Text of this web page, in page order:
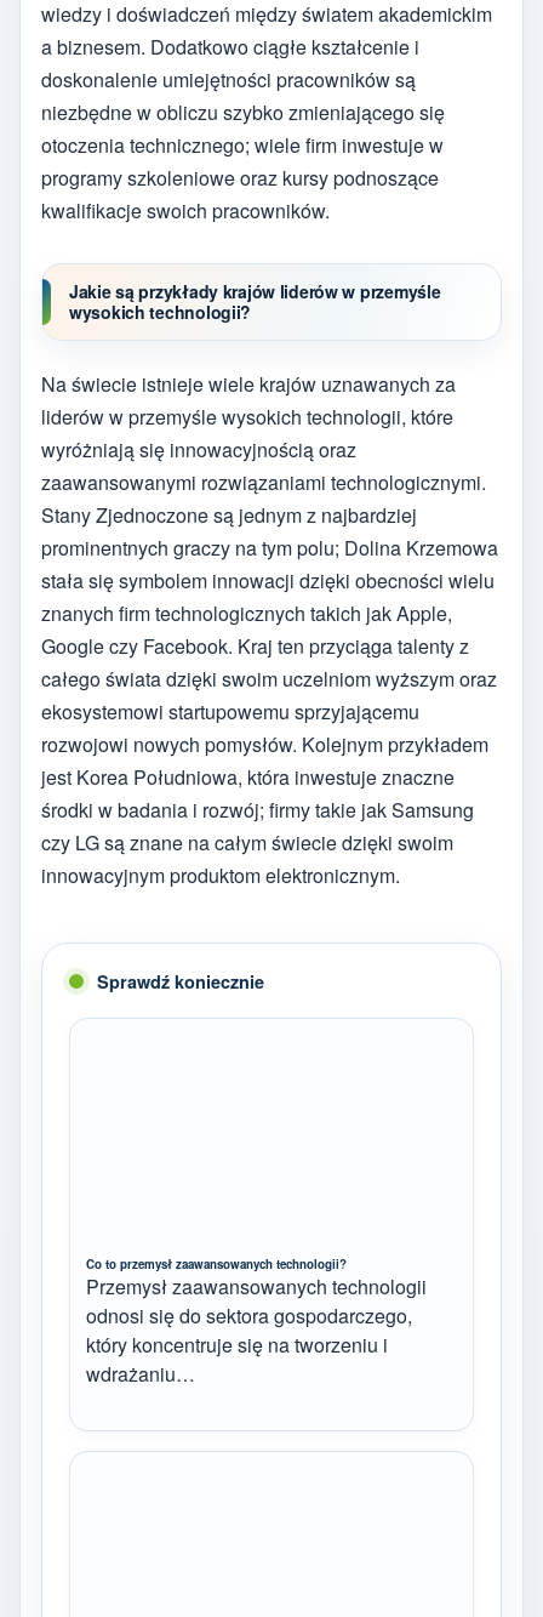
wiedzy i doświadczeń między światem akademickim
a biznesem. Dodatkowo ciągłe kształcenie i
doskonalenie umiejętności pracowników są
niezbędne w obliczu szybko zmieniającego się
otoczenia technicznego; wiele firm inwestuje w
programy szkoleniowe oraz kursy podnoszące
kwalifikacje swoich pracowników.
Jakie są przykłady krajów liderów w przemyśle
wysokich technologii?
Na świecie istnieje wiele krajów uznawanych za
liderów w przemyśle wysokich technologii, które
wyróżniają się innowacyjnością oraz
zaawansowanymi rozwiązaniami technologicznymi.
Stany Zjednoczone są jednym z najbardziej
prominentnych graczy na tym polu; Dolina Krzemowa
stała się symbolem innowacji dzięki obecności wielu
znanych firm technologicznych takich jak Apple,
Google czy Facebook. Kraj ten przyciąga talenty z
całego świata dzięki swoim uczelniom wyższym oraz
ekosystemowi startupowemu sprzyjającemu
rozwojowi nowych pomysłów. Kolejnym przykładem
jest Korea Południowa, która inwestuje znaczne
środki w badania i rozwój; firmy takie jak Samsung
czy LG są znane na całym świecie dzięki swoim
innowacyjnym produktom elektronicznym.
Sprawdź koniecznie
Co to przemysł zaawansowanych technologii?
Przemysł zaawansowanych technologii
odnosi się do sektora gospodarczego,
który koncentruje się na tworzeniu i
wdrażaniu…